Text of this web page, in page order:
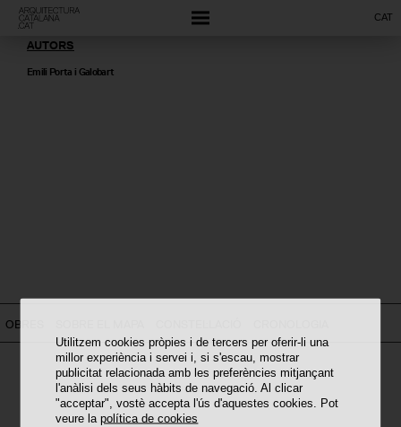
Utilitzem cookies pròpies i de tercers per oferir-li una
millor experiència i servei i, si s'escau, mostrar
publicitat relacionada amb les preferències mitjançant
l'anàlisi dels seus hàbits de navegació. Al clicar
"acceptar", vostè accepta l'ús d'aquestes cookies. Pot
veure lapolítica de cookies
CAT
AUTORS
Emili Porta i Galobart
OBRES